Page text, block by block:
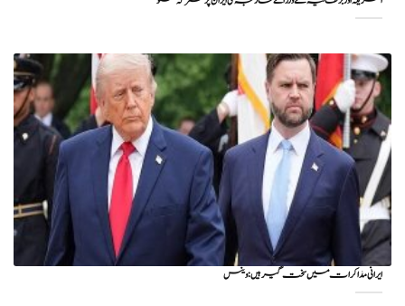
ایرانی مذاکرات میں سخت گیر ہیں: وینس